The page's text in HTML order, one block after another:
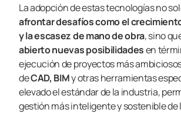
La adopción de estas tecnologías no
afrontar desafíos como el
y la escasez de mano de obra, sino
abierto nuevas posibilidadesen
ejecución de proyectos más
deCAD, BIMy otras herramientas
elevado el estándar de la industria,
gestión más inteligente y sostenible de